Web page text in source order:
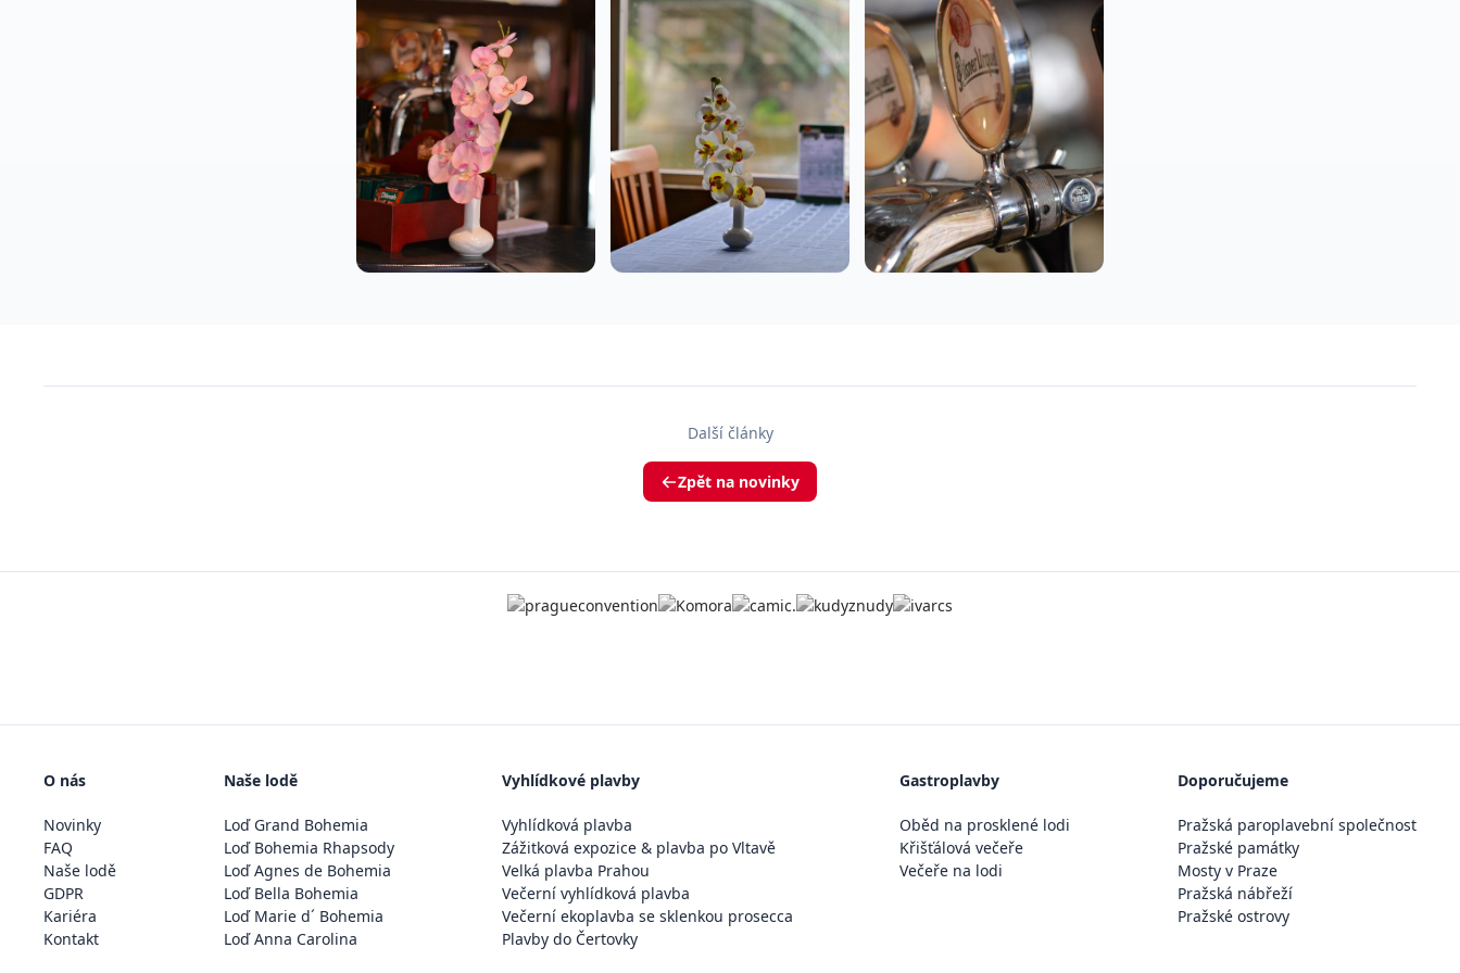
Další články
Zpět na novinky
O nás
Novinky
FAQ
Naše lodě
GDPR
Kariéra
Kontakt
Naše lodě
Loď Grand Bohemia
Loď Bohemia Rhapsody
Loď Agnes de Bohemia
Loď Bella Bohemia
Loď Marie d´ Bohemia
Loď Anna Carolina
Vyhlídkové plavby
Vyhlídková plavba
Zážitková expozice & plavba po Vltavě
Velká plavba Prahou
Večerní vyhlídková plavba
Večerní ekoplavba se sklenkou prosecca
Plavby do Čertovky
Gastroplavby
Oběd na prosklené lodi
Křišťálová večeře
Večeře na lodi
Doporučujeme
Pražská paroplavební společnost
Pražské památky
Mosty v Praze
Pražská nábřeží
Pražské ostrovy